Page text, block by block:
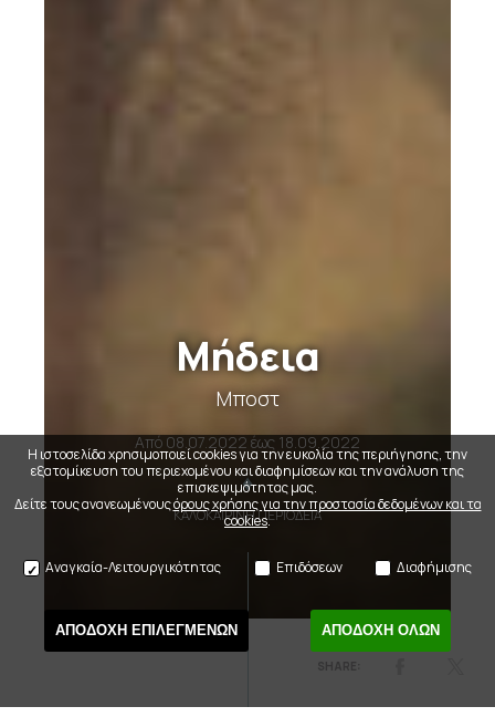
Μήδεια
Μποστ
Από08.07.2022έως18.09.2022
ΚΑΛΟΚΑΙΡΙΝΗ ΠΕΡΙΟΔΕΙΑ
Η ιστοσελίδα χρησιμοποιεί cookies για την ευκολία της περιήγησης, την
εξατομίκευση του περιεχομένου και διαφημίσεων και την ανάλυση της
επισκεψιμότητας μας.
Δείτε τους ανανεωμένουςόρους χρήσης για την προστασία δεδομένων και τα
cookies.
Αναγκαία-Λειτουργικότητας Επιδόσεων Διαφήμισης
ΑΠΟΔΟΧΗ ΕΠΙΛΕΓΜΕΝΩΝ ΑΠΟΔΟΧΗ ΟΛΩΝ